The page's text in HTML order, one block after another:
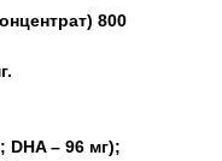
800
DHA – 96 мг);